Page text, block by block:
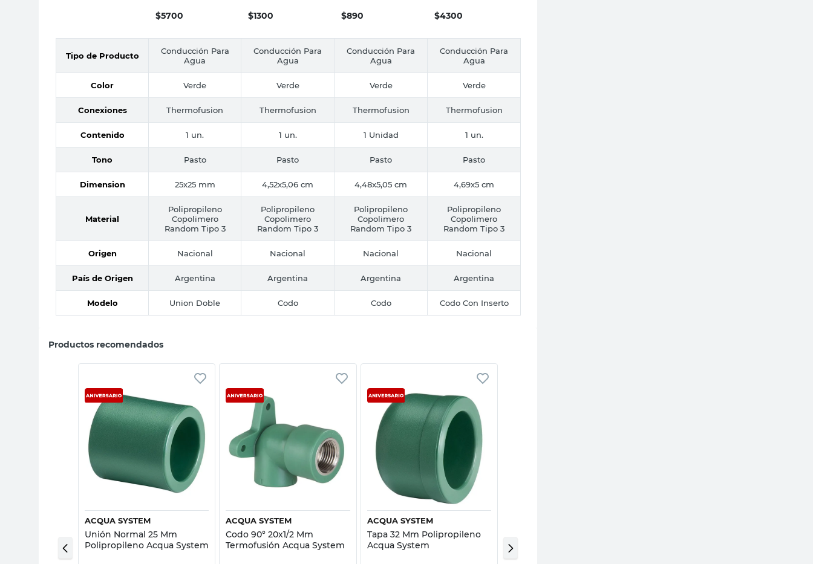
$5700 $1300 $890 $4300
Tipo de Producto
Conducción Para
Agua
Conducción Para
Agua
Conducción Para
Agua
Conducción Para
Agua
Color Verde Verde Verde Verde
Conexiones Thermofusion Thermofusion Thermofusion Thermofusion
Contenido 1 un. 1 un. 1 Unidad 1 un.
Tono Pasto Pasto Pasto Pasto
Dimension 25x25 mm 4,52x5,06 cm 4,48x5,05 cm 4,69x5 cm
Material
Polipropileno
Copolimero
Random Tipo 3
Polipropileno
Copolimero
Random Tipo 3
Polipropileno
Copolimero
Random Tipo 3
Polipropileno
Copolimero
Random Tipo 3
Origen Nacional Nacional Nacional Nacional
País de Origen Argentina Argentina Argentina Argentina
Modelo Union Doble Codo Codo Codo Con Inserto
Productos recomendados
Vista rápida
ACQUA SYSTEM
Unión Normal 25 Mm
Polipropileno Acqua System
Vista rápida
ACQUA SYSTEM
Codo 90° 20x1/2 Mm
Termofusión Acqua System
Vista rápida
ACQUA SYSTEM
Tapa 32 Mm Polipropileno
Acqua System
Mm Thermofusión Acqua
System